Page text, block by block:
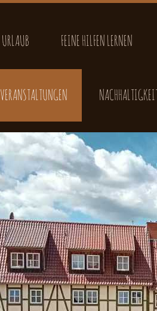
URLAUB FEINE HILFEN LERNEN
VERANSTALTUNGEN